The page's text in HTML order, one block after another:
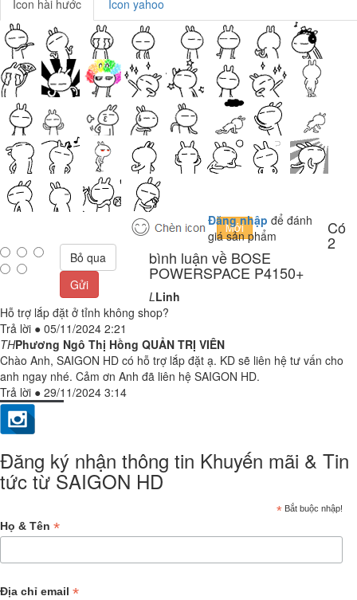
Icon hài hước Icon yahoo
Đăng nhập để đánh
giá sản phẩm
Bỏ qua
Gửi
Có
2
bình luận về BOSE
POWERSPACE P4150+
LLinh
Hỗ trợ lắp đặt ở tỉnh không shop?
Trả lời ● 05/11/2024 2:21
THPhương Ngô Thị Hồng QUẢN TRỊ VIÊN
Chào Anh, SAIGON HD có hỗ trợ lắp đặt ạ. KD sẽ liên hệ tư vấn cho
anh ngay nhé. Cảm ơn Anh đã liên hệ SAIGON HD.
Trả lời ● 29/11/2024 3:14
Đăng ký nhận thông tin Khuyến mãi & Tin
tức từ SAIGON HD
* Bắt buộc nhập!
Họ & Tên *
Địa chỉ email *